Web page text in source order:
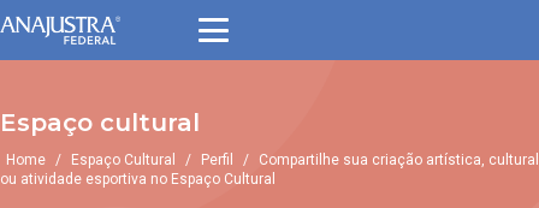
Espaço cultural
Home / Espaço Cultural / Perfil /
Compartilhe sua criação artística, cultural
ou atividade esportiva no Espaço Cultural